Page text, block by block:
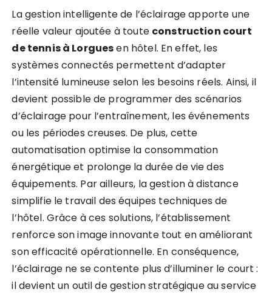
La gestion intelligente de l’éclairage apporte une
réelle valeur ajoutée à toute construction court
de tennis à Lorguesen hôtel. En effet, les
systèmes connectés permettent d’adapter
l’intensité lumineuse selon les besoins réels. Ainsi, il
devient possible de programmer des scénarios
d’éclairage pour l’entraînement, les événements
ou les périodes creuses. De plus, cette
automatisation optimise la consommation
énergétique et prolonge la durée de vie des
équipements. Par ailleurs, la gestion à distance
simplifie le travail des équipes techniques de
l’hôtel. Grâce à ces solutions, l’établissement
renforce son image innovante tout en améliorant
son efficacité opérationnelle. En conséquence,
l’éclairage ne se contente plus d’illuminer le court :
il devient un outil de gestion stratégique au service